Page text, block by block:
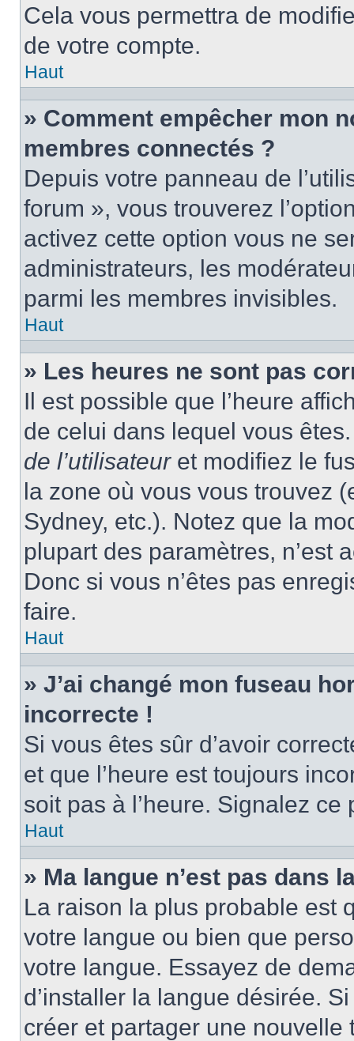
Cela vous permettra de
de votre compte.
Haut
» Comment empêcher mon
membres connectés ?
Depuis votre panneau de
forum », vous trouverez
activez cette option vous ne
administrateurs, les
parmi les membres invisibles.
Haut
» Les heures ne sont pas
Il est possible que l’heure
de celui dans lequel vous
de l’utilisateuret modifiez le
la zone où vous vous trouvez
Sydney, etc.). Notez que la
plupart des paramètres, n’est
Donc si vous n’êtes pas
faire.
Haut
» J’ai changé mon fuseau
incorrecte !
Si vous êtes sûr d’avoir
et que l’heure est toujours
soit pas à l’heure. Signalez
Haut
» Ma langue n’est pas dans
La raison la plus probable est
votre langue ou bien que
votre langue. Essayez de
d’installer la langue désirée.
créer et partager une